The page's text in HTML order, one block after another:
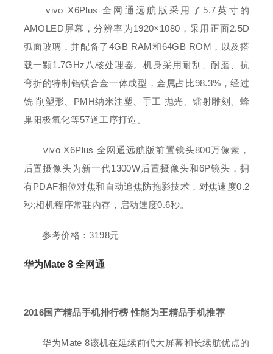
vivo X6Plus 全网通远航版采用了5.7英寸的
AMOLED屏幕，分辨率为1920×1080，采用正面2.5D
弧面玻璃，并配备了4GB RAM和64GB ROM，以及搭
载一颗1.7GHz八核处理器。机身采用耐刮、耐磨、抗
弯折的特制铝镁合金一体成型，金属占比98.3%，经过
铣 削塑形、PMH纳米注塑、手工 抛光、镭射雕刻、蜂
巢阳极氧化等57道工序打造。
vivo X6Plus 全网通远航版前置镜头800万像素，
后置摄像头为新一代1300W后置摄像头和6P镜头，拥
有PDAF相位对焦和自动追焦防拖影技术，对焦速度0.2
秒;相机程序常驻内存，启动速度0.6秒。
参考价格：3198元
华为Mate 8 全网通
2016国产精品手机排行榜 性能为王精品手机推荐
华为Mate 8该机在延续前代大屏幕和长续航优点的